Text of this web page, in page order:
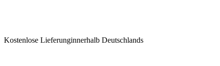
Kostenlose Lieferunginnerhalb Deutschlands